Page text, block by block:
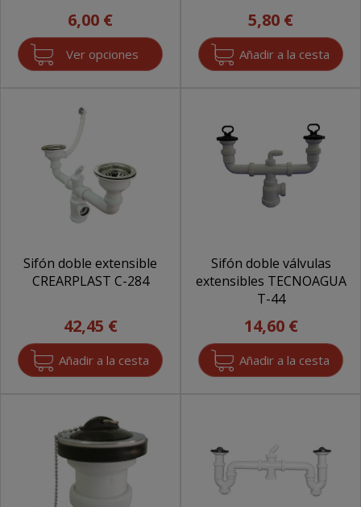
6,00 €
Ver opciones
5,80 €
Sifón doble extensible
CREARPLAST C-284
42,45 €
Sifón doble válvulas
extensibles TECNOAGUA
T-44
14,60 €